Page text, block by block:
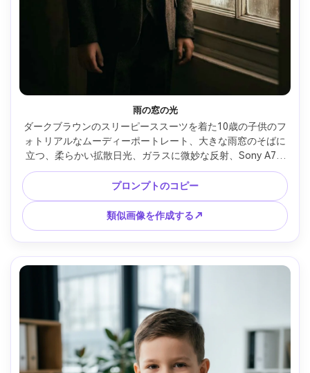
雨の窓の光
ダークブラウンのスリーピーススーツを着た10歳の子供のフ
ォトリアルなムーディーポートレート、大きな雨窓のそばに
立つ、柔らかい拡散日光、ガラスに微妙な反射、Sony A7IV
で撮影、85mm f/1.4、クローズアップからミディアムクロッ
プ、落ち着いた表情、リアルな肌のハイライト、映画のよう
なカラーグレーディング、編集ムード --ar 4:5
プロンプトのコピー
類似画像を作成する↗